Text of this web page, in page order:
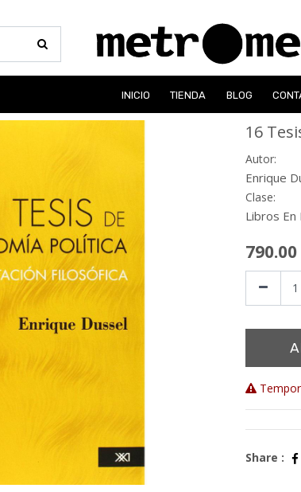
INICIO TIENDA BLOG
16
Autor:
Enrique
Clase:
Libros En
790.00
Share :